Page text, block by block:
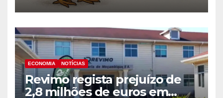
ECONOMIA NOTÍCIAS
Revimo regista prejuízo de
2,8 milhões de euros em